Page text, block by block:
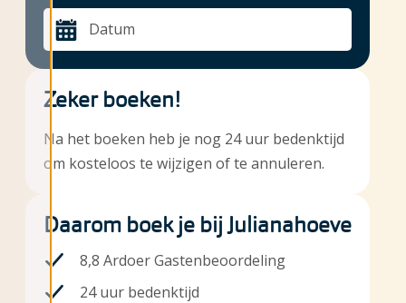
Datum
Zeker boeken!
Na het boeken heb je nog 24 uur bedenktijd
om kosteloos te wijzigen of te annuleren.
Daarom boek je bij Julianahoeve
8,8 Ardoer Gastenbeoordeling
24 uur bedenktijd